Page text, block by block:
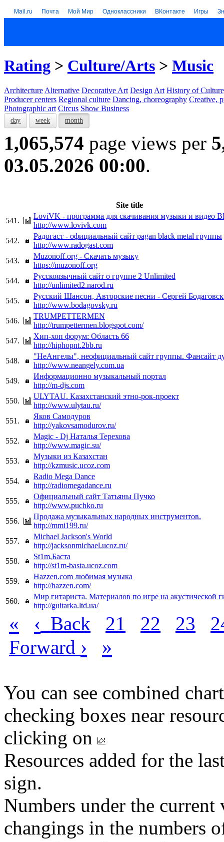
Mail.ru Почта Мой Мир Одноклассники ВКонтакте Игры
Rating > Culture/Arts > Music
Architecture Alternative Decorative Art Design Art History of
Producer centers Regional culture Dancing, choreography Creative,
Photographic art Circus Show Business
day week month
1,065,574 page views per
03.05.2026 00:00.
Site title
541.
LoviVK - программа для скачивания музыки и видео
http://www.lovivk.com
542.
Радогаст - официальный сайт pagan black metal группы
http://www.radogast.com
543.
Muzonoff.org - Скачать музыку
https://muzonoff.org
544.
Русскоязычный сайт о группе 2 Unlimited
http://unlimited2.narod.ru
545.
Русский Шансон, Авторские песни - Сергей
http://www.bodagovsky.ru
546.
TRUMPETTERMEN
http://trumpettermen.blogspot.com/
547.
Хип-хоп форум: Область 66
http://hiphopnt.2bb.ru
548.
"НеАнгелы", неофициальный сайт группы. Фансайт
http://www.neangely.com.ua
549.
Информационно музыкальный портал
http://m-djs.com
550.
ULYTAU. Казахстанский этно-рок-проект
http://www.ulytau.ru/
551.
Яков Самодуров
http://yakovsamodurov.ru/
552.
Magic - Dj Наталья Терехова
http://www.magic.su/
553.
Музыки из Казахстан
http://kzmusic.ucoz.com
554.
Radio Mega Dance
http://radiomegadance.ru
555.
Официальный сайт Татьяны Пучко
http://www.puchko.ru
556.
Продажа музыкальных народных инструментов.
http://mmi199.ru/
557.
Michael Jackson's World
http://jacksonmichael.ucoz.ru/
558.
St1m,Баста
http://st1m-basta.ucoz.com
559.
Hazzen.com любимая музыка
http://hazzen.com/
560.
Мир гитариста. Материалов по игре на акустической
http://guitarka.ltd.ua/
« ‹ Back 21 22 23
Forward › »
You can see combined
checking boxes near
clicking on
Resources added for the
sign.
Numbers under the
changings in the numbers